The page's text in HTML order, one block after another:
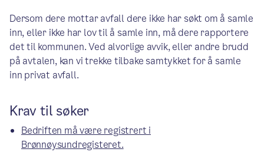
Dersom dere mottar avfall dere ikke har søkt om å samle
inn, eller ikke har lov til å samle inn, må dere rapportere
det til kommunen. Ved alvorlige avvik, eller andre brudd
på avtalen, kan vi trekke tilbake samtykket for å samle
inn privat avfall.
Krav til søker
Bedriften må være registrert i
Brønnøysundregisteret.